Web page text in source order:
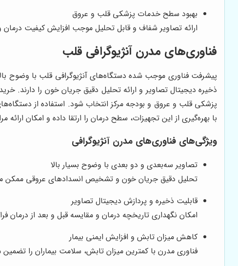
بهبود سطح خدمات پزشکی قلب و عروق
ارائه تصاویر شفاف و قابل تحلیل موجب افزایش کیفیت
فناوری‌های مدرن آنژیوگرافی قلب
پیشرفت فناوری موجب شده دستگاه‌های آنژیوگرافی قلب با وضوح
ذخیره دیجیتال تصاویر و ارائه تحلیل دقیق جریان خون را دارند.
پزشکی قلب و عروق و بودجه مرکز انتخاب شود. استفاده از
با بهره‌گیری از این تجهیزات، سطح درمان را ارتقا داده و امکان
ویژگی‌های فناوری‌های مدرن آنژیوگرافی
تصاویر سه‌بعدی و دو بعدی با وضوح بسیار بالا
تحلیل دقیق جریان خون و تشخیص انسدادهای عروقی ممکن
قابلیت ذخیره و پردازش دیجیتال تصاویر
امکان نگهداری تاریخچه درمان و مقایسه قبل و بعد از درمان
کاهش میزان تابش و افزایش ایمنی بیمار
فناوری مدرن با کمترین میزان تابش، سلامت بیماران را